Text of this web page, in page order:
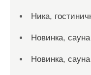
Ника,
Новинка, сауна
Новинка, сауна